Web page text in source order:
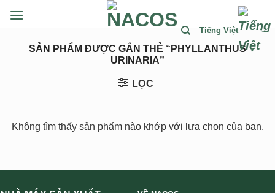
đến
Tiếng Việt
SẢN PHẨM ĐƯỢC GẮN THẺ “PHYLLANTHUS
URINARIA”
LỌC
Không tìm thấy sản phẩm nào khớp với lựa chọn của bạn.